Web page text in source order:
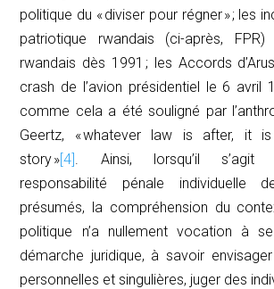
politique du « diviser pour régner » ; les
patriotique rwandais (ci-après,
rwandais dès 1991 ; les Accords
crash de l’avion présidentiel le 6 avril
comme cela a été souligné par
Geertz, «whatever law is after, it
story»[4]. Ainsi, lorsqu’il s’agit
responsabilité pénale individuelle
présumés, la compréhension du
politique n’a nullement vocation à
démarche juridique, à savoir
personnelles et singulières, juger des